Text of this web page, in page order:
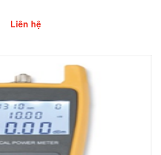
Liên hệ